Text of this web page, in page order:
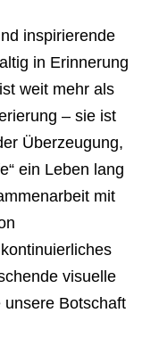
inspirierende
in Erinnerung
weit mehr als
– sie ist
Überzeugung,
ein Leben lang
mit
visuelle
Botschaft